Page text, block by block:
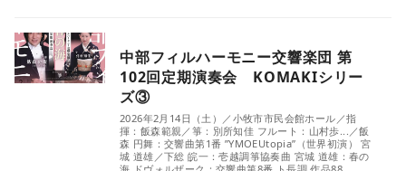
中部フィルハーモニー交響楽団 第
102回定期演奏会 KOMAKIシリー
ズ③
2026年2月14日（土）／小牧市市民会館ホール／指
揮：飯森範親／箏：別所知佳 フルート：山村歩...／飯
森 円舞：交響曲第1番 ”YMOEUtopia”（世界初演） 宮
城 道雄／下総 皖一：壱越調箏協奏曲 宮城 道雄：春の